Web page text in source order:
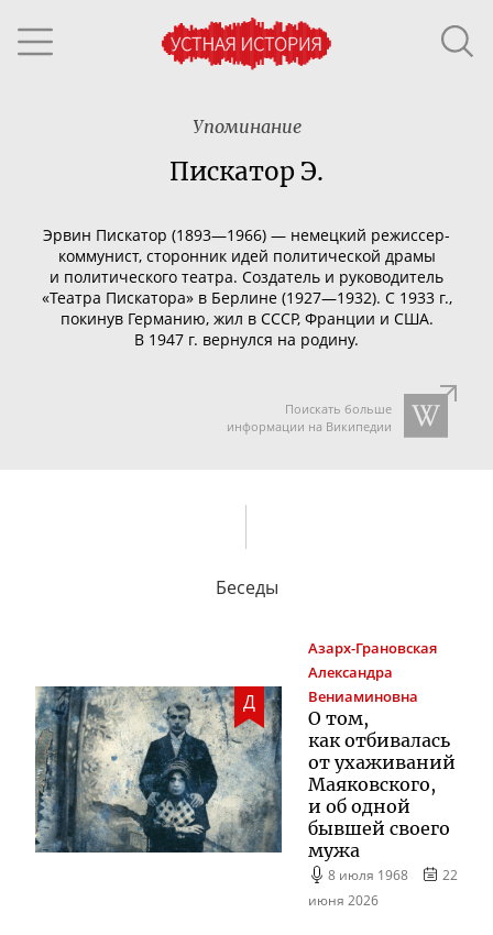
Упоминание
Пискатор Э.
Эрвин Пискатор (1893—1966) — немецкий режиссер-
коммунист, сторонник идей политической драмы
и политического театра. Создатель и руководитель
«Театра Пискатора» в Берлине (1927—1932). С 1933 г.,
покинув Германию, жил в СССР, Франции и США.
В 1947 г. вернулся на родину.
Поискать больше
информации на Википедии
Беседы
Д
Азарх-Грановская
Александра
Вениаминовна
О том,
как отбивалась
от ухаживаний
Маяковского,
и об одной
бывшей своего
мужа
8 июля 1968
22
июня 2026